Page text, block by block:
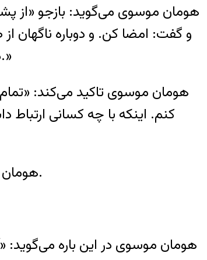
در اتاق بازجویی نشسته بودم و تمام مدت چشم بند داشتم و آن قدر فشار روی من بود که دائم گریه می‌کردم.»
هومان موسوی تاکید می‌کند:
کنم. اینکه با چه کسانی
هومان موسوی را پس از ساعت‌ها بازجویی خسته کننده به سلول انفرادی شماره ۷۱ بند ۲۰۹ زندان اوین برمی‌گردانند.
هومان موسوی در این باره می‌گوید: